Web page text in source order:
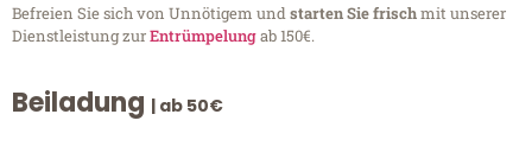
Befreien Sie sich von Unnötigem undstarten Sie frischmit unserer
Dienstleistung zurEntrümpelungab 150€.
Beiladung | ab 50€